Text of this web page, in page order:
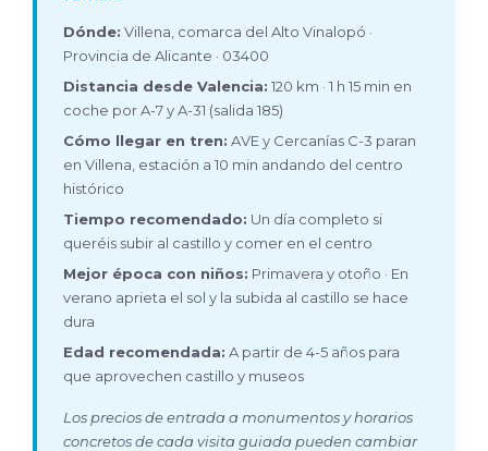
Dónde: Villena, comarca del Alto Vinalopó ·
Provincia de Alicante · 03400
Distancia desde Valencia: 120 km · 1 h 15 min en
coche por A-7 y A-31 (salida 185)
Cómo llegar en tren: AVE y Cercanías C-3 paran
en Villena, estación a 10 min andando del centro
histórico
Tiempo recomendado: Un día completo si
queréis subir al castillo y comer en el centro
Mejor época con niños: Primavera y otoño · En
verano aprieta el sol y la subida al castillo se hace
dura
Edad recomendada: A partir de 4-5 años para
que aprovechen castillo y museos
Los precios de entrada a monumentos y horarios
concretos de cada visita guiada pueden cambiar